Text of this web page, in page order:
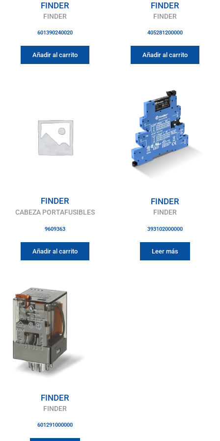
FINDER
FINDER
601390240020
Añadir al carrito
FINDER
FINDER
405281200000
Añadir al carrito
FINDER
CABEZA PORTAFUSIBLES
9609363
Añadir al carrito
FINDER
FINDER
393102000000
Leer más
FINDER
FINDER
601291000000